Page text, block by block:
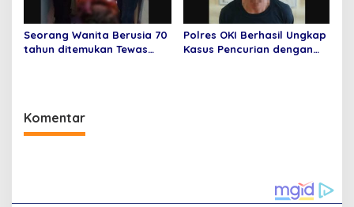
Seorang Wanita Berusia 70
tahun ditemukan Tewas
Polres OKI Berhasil Ungkap
Kasus Pencurian dengan
Komentar